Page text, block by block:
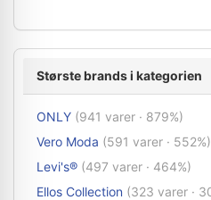
Største brands i kategorien
ONLY (941 varer · 879%)
Vero Moda (591 varer · 552%)
Levi's® (497 varer · 464%)
Ellos Collection (323 varer ·